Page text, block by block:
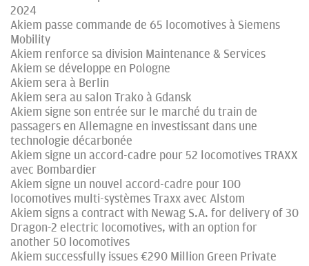
2024
Akiem passe commande de 65 locomotives à Siemens
Mobility
Akiem renforce sa division Maintenance & Services
Akiem se développe en Pologne
Akiem sera à Berlin
Akiem sera au salon Trako à Gdansk
Akiem signe son entrée sur le marché du train de
passagers en Allemagne en investissant dans une
technologie décarbonée
Akiem signe un accord-cadre pour 52 locomotives TRAXX
avec Bombardier
Akiem signe un nouvel accord-cadre pour 100
locomotives multi-systèmes Traxx avec Alstom
Akiem signs a contract with Newag S.A. for delivery of 30
Dragon-2 electric locomotives, with an option for
another 50 locomotives
Akiem successfully issues €290 Million Green Private